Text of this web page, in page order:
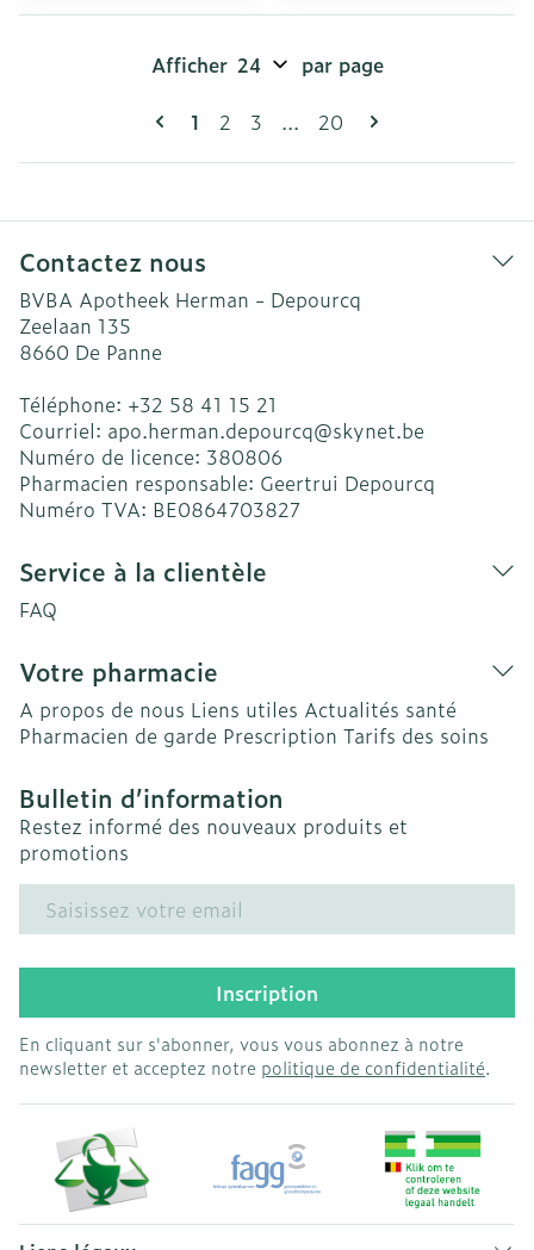
Vous lisez actuellement la page
1 Page
2 Page
3 ... Page
20
Afficher par page
Contactez nous
BVBA Apotheek Herman - Depourcq
Zeelaan 135
8660 De Panne
Téléphone: +32 58 41 15 21
Courriel: apo.herman.depourcq@skynet.be
Numéro de licence: 380806
Pharmacien responsable: Geertrui Depourcq
Numéro TVA: BE0864703827
Service à la clientèle
FAQ
Votre pharmacie
A propos de nous Liens utiles Actualités santé
Pharmacien de garde Prescription Tarifs des soins
Bulletin d’information
Restez informé des nouveaux produits et
promotions
Adresse mail
Inscription
En cliquant sur s'abonner, vous vous abonnez à notre
newsletter et acceptez notre politique de confidentialité.